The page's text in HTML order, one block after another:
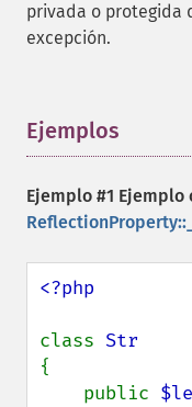
privada o protegida
excepción.
Ejemplos
Ejemplo #1 Ejemplo
<?php
class
{
    public